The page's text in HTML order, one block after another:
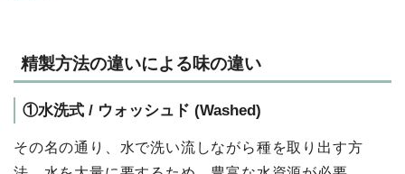
精製⽅法の違いによる味の違い
①⽔洗式 / ウォッシュド (Washed)
その名の通り、⽔で洗い流しながら種を取り出す⽅